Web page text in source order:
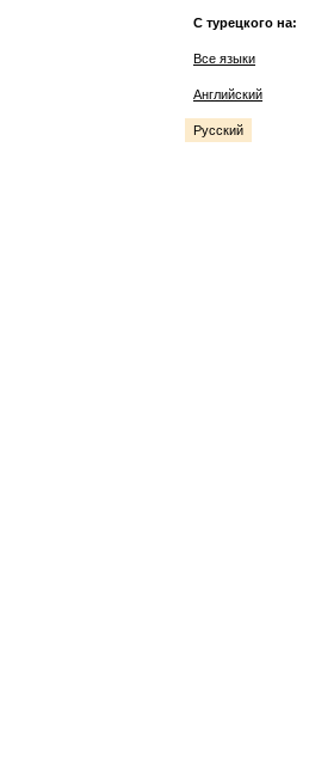
С турецкого на:
Все языки
Английский
Русский